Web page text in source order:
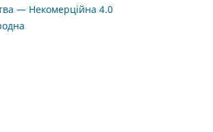
— Некомерційна 4.0